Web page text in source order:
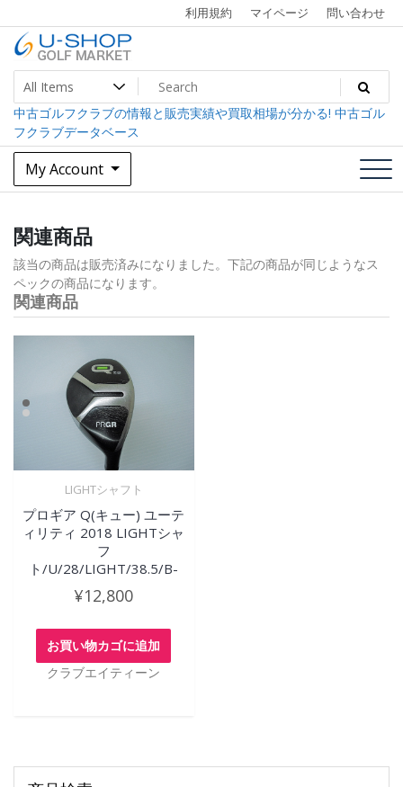
to
content
利用規約 マイページ 問い合わせ
U-SHOP Golf Market dev
中古ゴルフクラブ最大級！U-SHOPゴルフマーケット
中古ゴルフクラブの情報と販売実績や買取相場が分かる! 中古ゴル
フクラブデータベース
My Account
関連商品
該当の商品は販売済みになりました。下記の商品が同じようなス
ペックの商品になります。
関連商品
LIGHTシャフト
プロギア Q(キュー) ユーテ
ィリティ 2018 LIGHTシャ
フ
ト/U/28/LIGHT/38.5/B-
¥12,800
お買い物カゴに追加
クラブエイティーン